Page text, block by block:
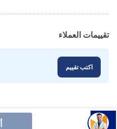
تقييمات العملاء
اكتب تقييم